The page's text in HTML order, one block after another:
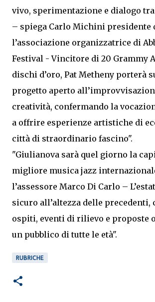
vivo, sperimentazione e dialogo
– spiega Carlo Michini presidente
l’associazione organizzatrice di
Festival - Vincitore di 20 Grammy
dischi d’oro, Pat Metheny porterà
progetto aperto
creatività, confermando la
a offrire esperienze artistiche di
città di straordinario fascino".
"Giulianova sarà quel giorno la
migliore musica jazz
l’assessore Marco Di Carlo –
sicuro all’altezza delle precedenti,
ospiti, eventi di rilievo e proposte
un pubblico di tutte le età".
RUBRICHE